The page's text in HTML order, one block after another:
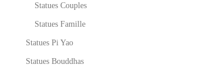
Statues Couples
Statues Famille
Statues Pi Yao
Statues Bouddhas